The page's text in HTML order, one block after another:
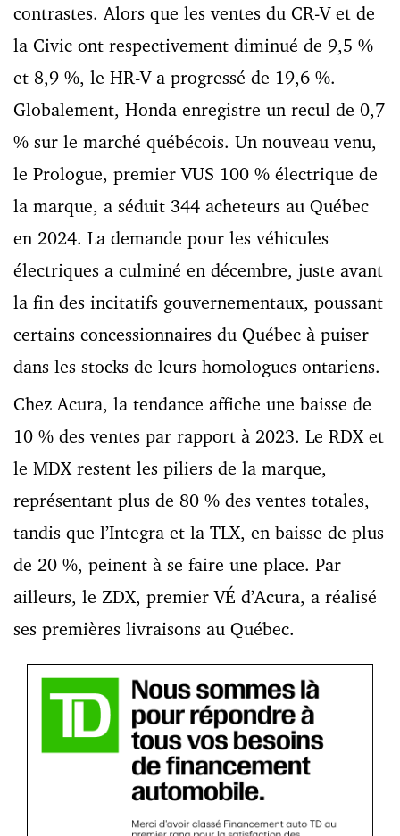
contrastes. Alors que les ventes du CR-V et de
la Civic ont respectivement diminué de 9,5 %
et 8,9 %, le HR-V a progressé de 19,6 %.
Globalement, Honda enregistre un recul de 0,7
% sur le marché québécois. Un nouveau venu,
le Prologue, premier VUS 100 % électrique de
la marque, a séduit 344 acheteurs au Québec
en 2024. La demande pour les véhicules
électriques a culminé en décembre, juste avant
la fin des incitatifs gouvernementaux, poussant
certains concessionnaires du Québec à puiser
dans les stocks de leurs homologues ontariens.
Chez Acura, la tendance affiche une baisse de
10 % des ventes par rapport à 2023. Le RDX et
le MDX restent les piliers de la marque,
représentant plus de 80 % des ventes totales,
tandis que l’Integra et la TLX, en baisse de plus
de 20 %, peinent à se faire une place. Par
ailleurs, le ZDX, premier VÉ d’Acura, a réalisé
ses premières livraisons au Québec.